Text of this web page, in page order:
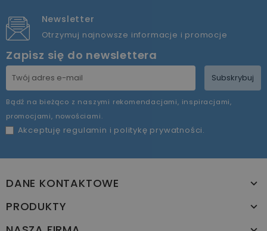
Newsletter
Otrzymuj najnowsze informacje i promocje
Zapisz się do newslettera
Subskrybuj
Bądź na bieżąco z naszymi rekomendacjami, inspiracjami,
promocjami, nowościami.
Akceptuję regulamin i politykę prywatności.
DANE KONTAKTOWE
PRODUKTY